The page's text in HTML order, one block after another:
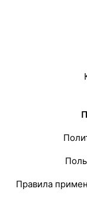
Правила